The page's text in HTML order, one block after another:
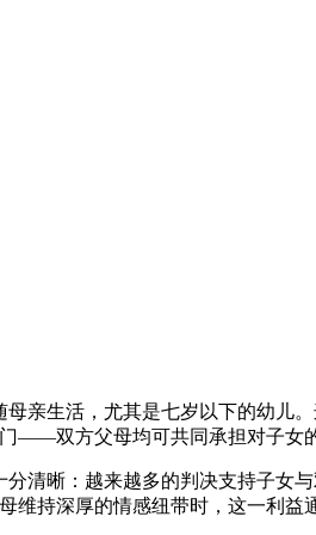
亲生活，尤其是七岁以下的幼儿
门——双方父母均可共同承担对子女
清晰：越来越多的判决支持子女
维持深厚的情感纽带时，这一利益